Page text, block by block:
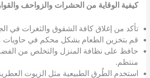
كيفية الوقاية من الحشرات والزواحف
تأكد من إغلاق كافة الشقوق والثغرات في
قم بتخزين الطعام بشكل محكم في حاويات
حافظ على نظافة المنزل والتخلص من
منتظم.
استخدم الطُرق الطبيعية مثل الزيوت